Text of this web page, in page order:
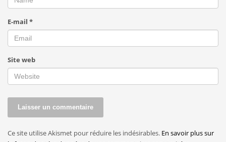
E-mail *
Site web
Ce site utilise Akismet pour réduire les indésirables. En savoir plus sur